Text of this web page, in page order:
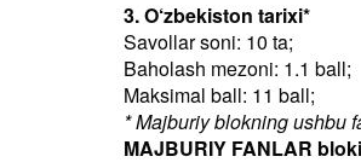
3. O‘zbekiston tarixi*
Savollar soni: 10 ta;
Baholash mezoni: 1.1 ball;
Maksimal ball: 11 ball;
* Majburiy blokning ushbu
MAJBURIY FANLAR